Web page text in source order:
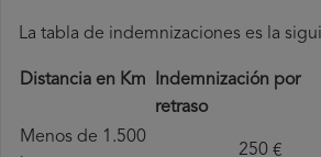
La tabla de indemnizaciones es la
Distancia en Km
Indemnización por
retraso
Menos de 1.500
250 €